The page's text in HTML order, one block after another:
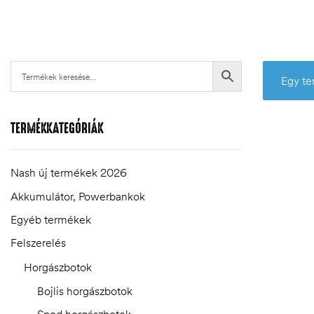
Egy
TERMÉKKATEGÓRIÁK
Nash új termékek 2026
Akkumulátor, Powerbankok
Egyéb termékek
Felszerelés
Horgászbotok
Bojlis horgászbotok